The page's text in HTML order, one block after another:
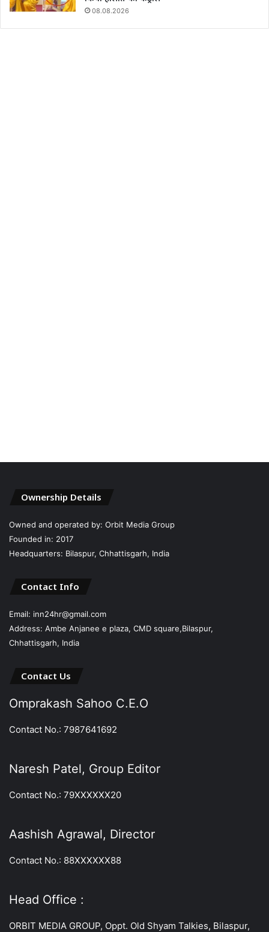
08.08.2026
Ownership Details
Owned and operated by: Orbit Media Group
Founded in: 2017
Headquarters: Bilaspur, Chhattisgarh, India
Contact Info
Email: inn24hr@gmail.com
Address: Ambe Anjanee e plaza, CMD square,Bilaspur,
Chhattisgarh, India
Contact Us
Omprakash Sahoo C.E.O
Contact No.: 7987641692
Naresh Patel, Group Editor
Contact No.: 79XXXXXX20
Aashish Agrawal, Director
Contact No.: 88XXXXXX88
Head Office :
ORBIT MEDIA GROUP, Oppt. Old Shyam Talkies, Bilaspur,